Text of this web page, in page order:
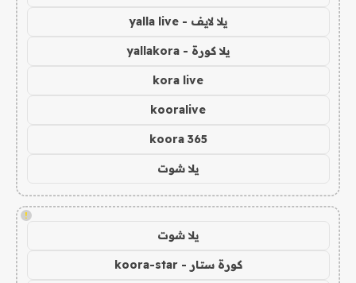
يلا لايف - yalla live
يلا كورة - yallakora
kora live
kooralive
koora 365
يلا شوت
!
يلا شوت
كورة ستار - koora-star